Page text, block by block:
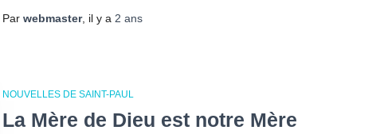
Par webmaster, il y a 2 ans
NOUVELLES DE SAINT-PAUL
La Mère de Dieu est notre Mère